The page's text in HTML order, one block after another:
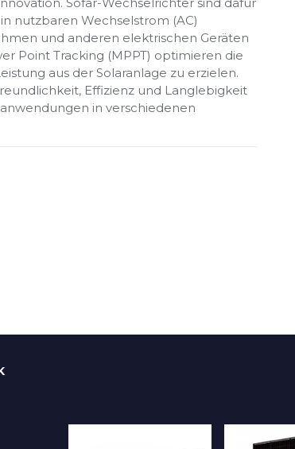
nutzbaren Wechselstrom (AC)
und anderen elektrischen Geräten
Point Tracking (MPPT) optimieren die
aus der Solaranlage zu erzielen.
Effizienz und Langlebigkeit
in verschiedenen